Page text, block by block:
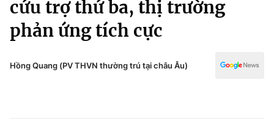
Xã hội
Pháp luật
Truyền hình
Văn hóa - Giải trí
Công nghệ
cứu trợ thứ ba, thị trường
phản ứng tích cực
Hồng Quang (PV THVN thường trú tại châu Âu)